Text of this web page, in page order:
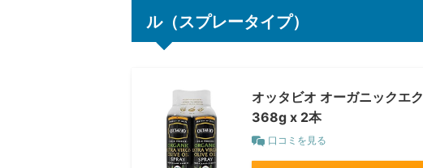
ル（スプレータイプ）
オッタビオ オーガニックエ
368g x 2本
口コミを見る